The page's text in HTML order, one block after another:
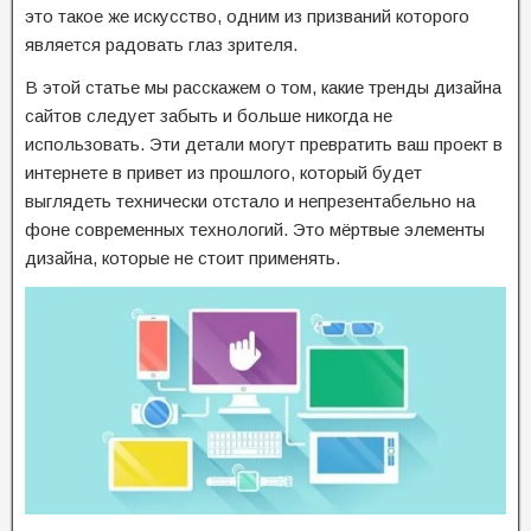
это такое же искусство, одним из призваний которого
является радовать глаз зрителя.
В этой статье мы расскажем о том, какие тренды дизайна
сайтов следует забыть и больше никогда не
использовать. Эти детали могут превратить ваш проект в
интернете в привет из прошлого, который будет
выглядеть технически отстало и непрезентабельно на
фоне современных технологий. Это мёртвые элементы
дизайна, которые не стоит применять.